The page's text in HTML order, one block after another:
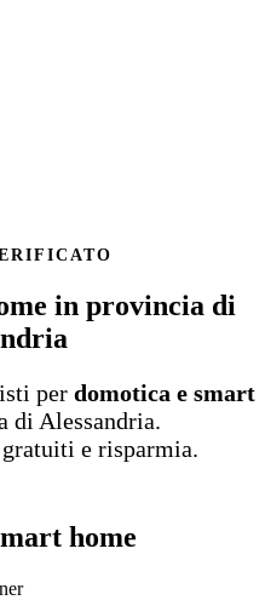
in provincia di
per domotica e smart
di Alessandria.
e risparmia.
home